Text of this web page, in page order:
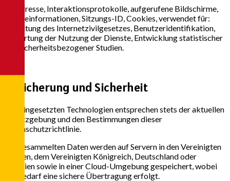
IP-Adresse, Interaktionsprotokolle, aufgerufene Bildschirme,
Geräteinformationen, Sitzungs-ID, Cookies, verwendet für:
Einhaltung des Internetzivilgesetzes, Benutzeridentifikation,
Bewertung der Nutzung der Dienste, Entwicklung statistischer
und sicherheitsbezogener Studien.
Speicherung und Sicherheit
Alle eingesetzten Technologien entsprechen stets der aktuellen
Gesetzgebung und den Bestimmungen dieser
Datenschutzrichtlinie.
Die gesammelten Daten werden auf Servern in den Vereinigten
Staaten, dem Vereinigten Königreich, Deutschland oder
Brasilien sowie in einer Cloud-Umgebung gespeichert, wobei
bei Bedarf eine sichere Übertragung erfolgt.